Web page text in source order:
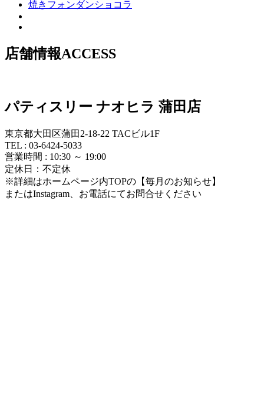
焼きフォンダンショコラ
店舗情報ACCESS
パティスリー ナオヒラ 蒲田店
東京都大田区蒲田2-18-22 TACビル1F
TEL : 03-6424-5033
営業時間 : 10:30 ～ 19:00
定休日：不定休
※詳細はホームページ内TOPの【毎月のお知らせ】
またはInstagram、お電話にてお問合せください